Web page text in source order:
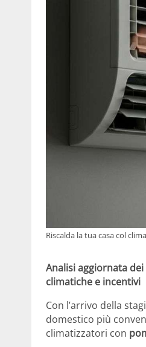
Riscalda la tua casa col
Analisi aggiornata
climatiche e incentivi
Con l’arrivo della
domestico più
climatizzatori con